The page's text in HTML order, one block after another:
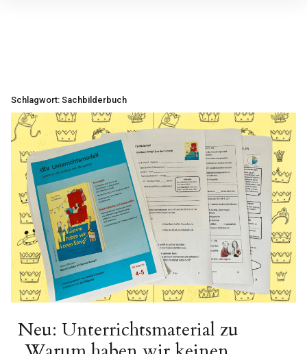
Schlagwort: Sachbilderbuch
Neu: Unterrichtsmaterial zu